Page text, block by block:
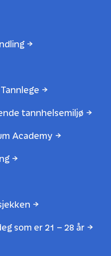
tannhelsemiljø
Academy
som er 21 – 28 år